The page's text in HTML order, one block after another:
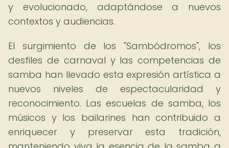
y evolucionado, adaptándose a nuevos
contextos y audiencias.
El surgimiento de los "Sambódromos", los
desfiles de carnaval y las competencias de
samba han llevado esta expresión artística a
nuevos niveles de espectacularidad y
reconocimiento. Las escuelas de samba, los
músicos y los bailarines han contribuido a
enriquecer y preservar esta tradición,